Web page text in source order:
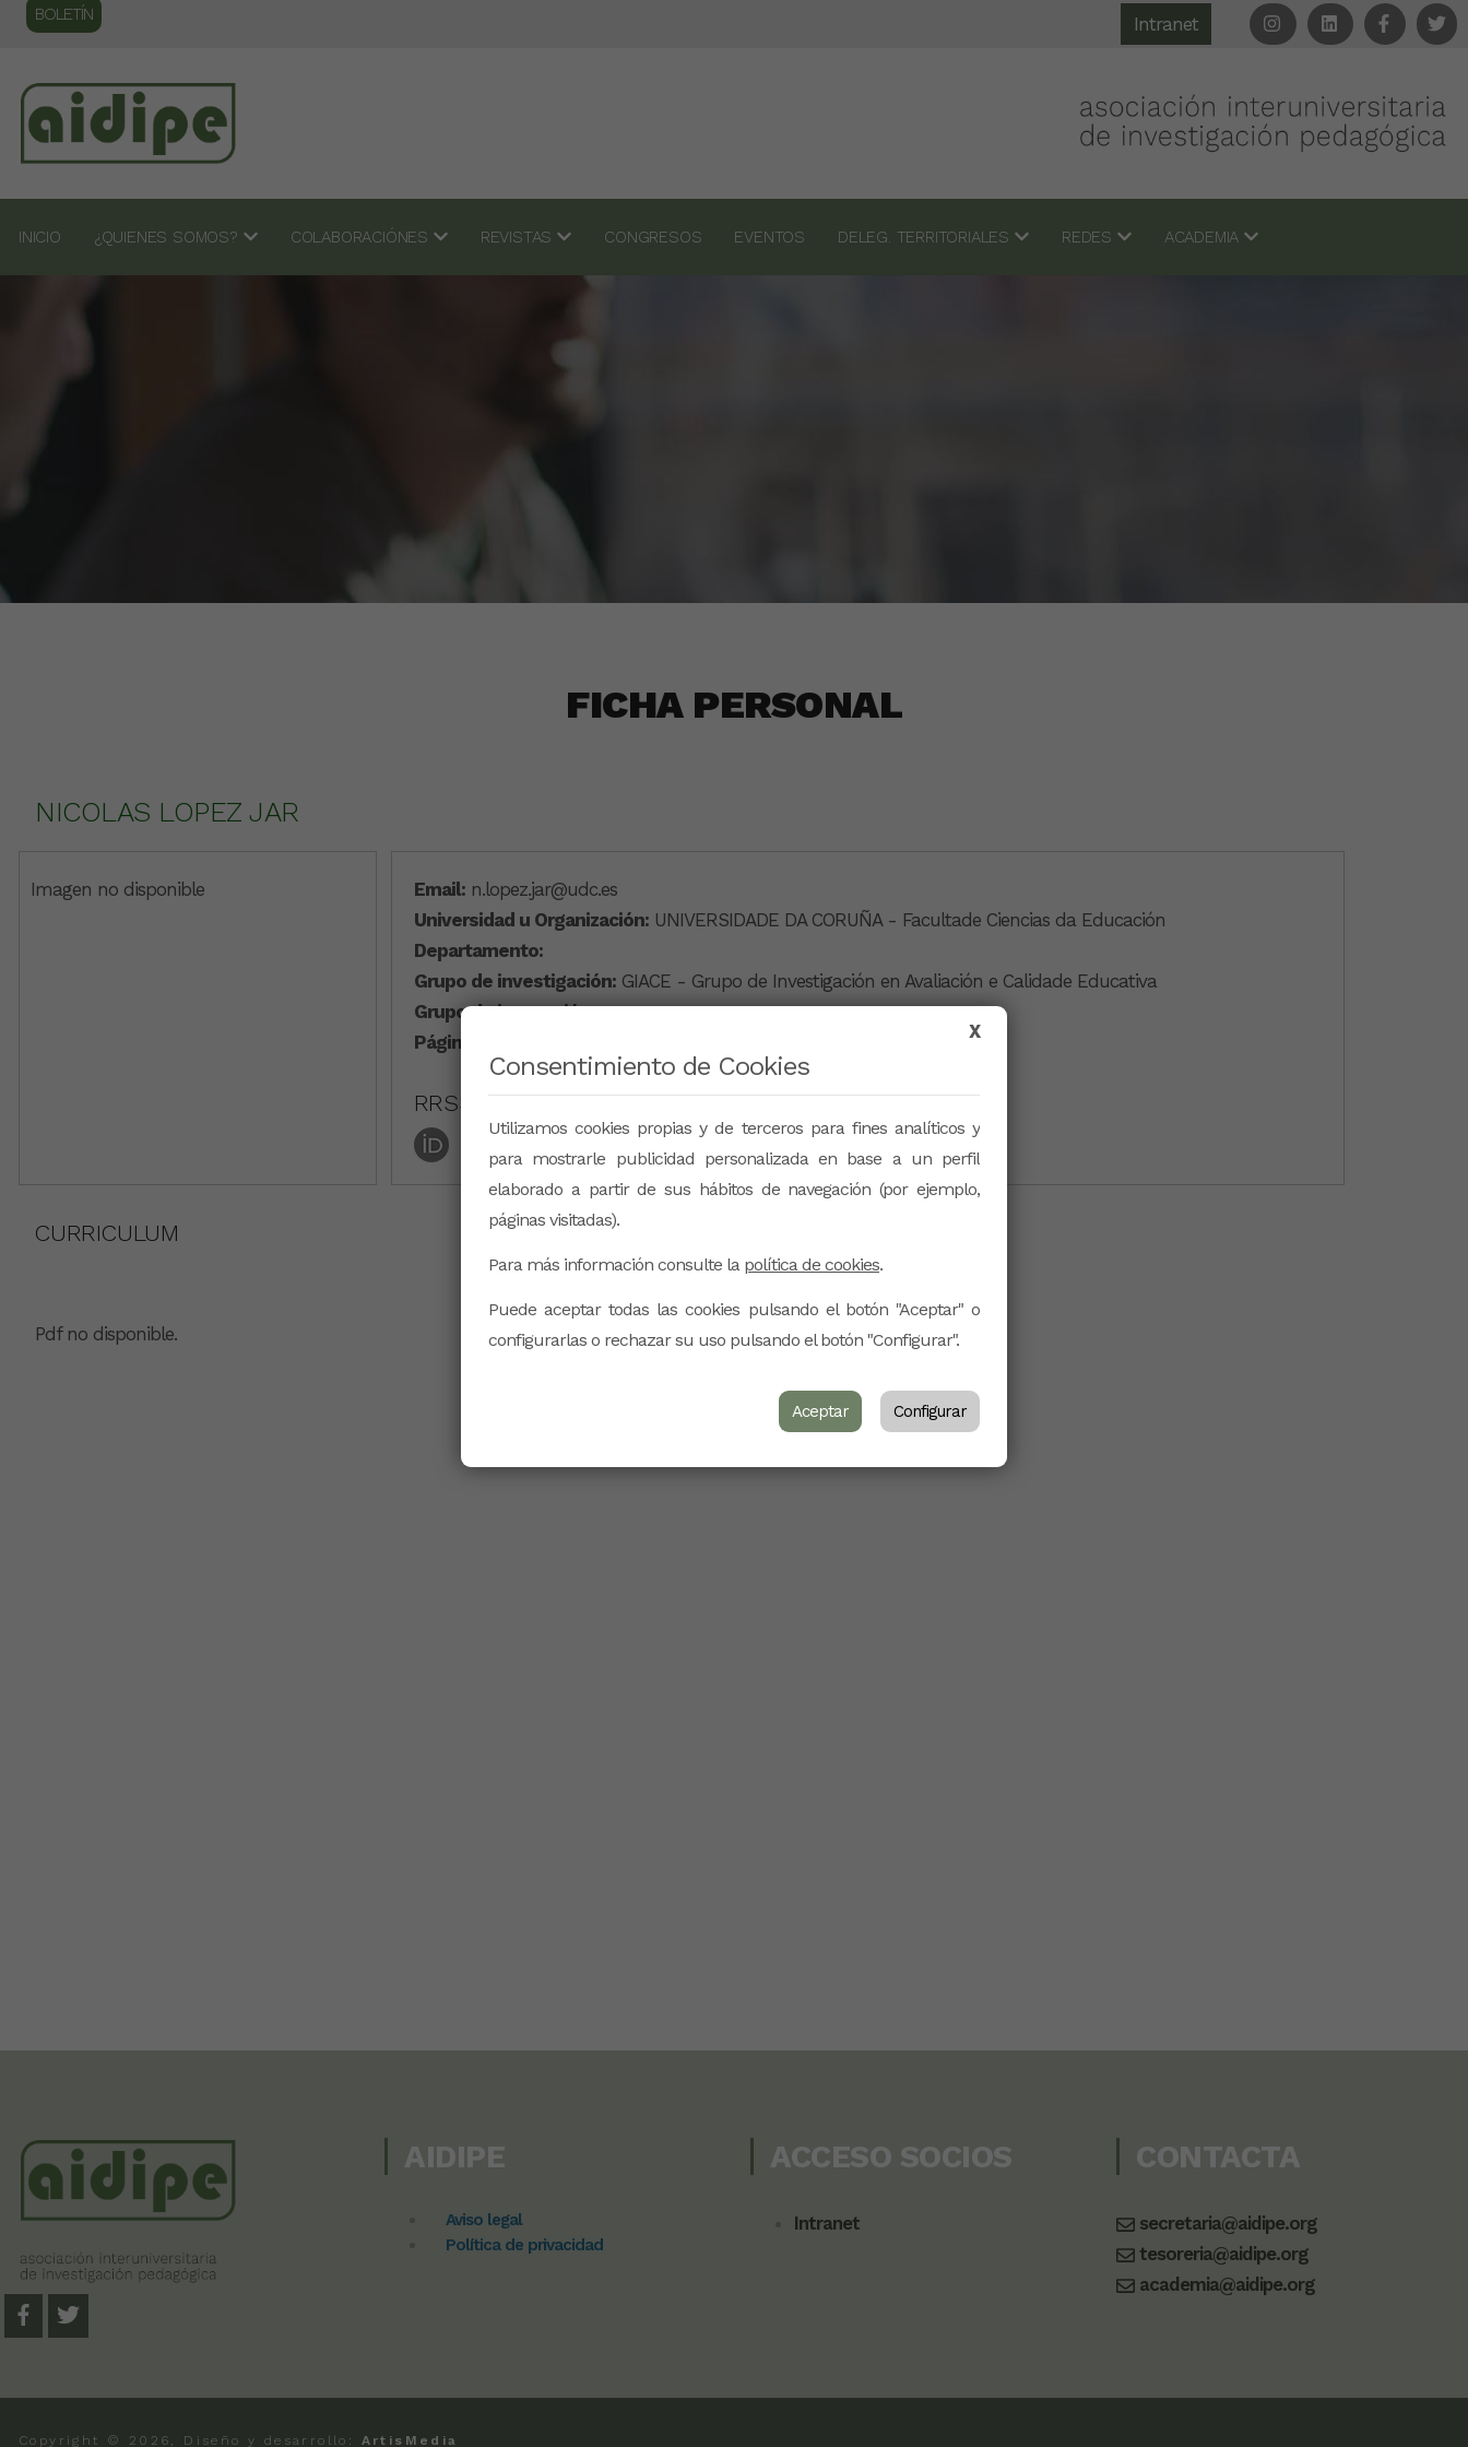
BOLETÍN Intranet
INICIO ¿QUIENES SOMOS? COLABORACIÓNES REVISTAS CONGRESOS EVENTOS DELEG. TERRITORIALES REDES ACADEMIA
FICHA PERSONAL
NICOLAS LOPEZ JAR
Imagen no disponible Email:n.lopez.jar@udc.es
Universidad u Organización:UNIVERSIDADE DA CORUÑA - Facultade Ciencias da Educación
Departamento:
Grupo de investigación:GIACE - Grupo de Investigación en Avaliación e Calidade Educativa
Grupo de innovación:
Página web:
RRSS
CURRICULUM
AIDIPE
Aviso legal
Política de privacidad
ACCESO SOCIOS
Intranet
CONTACTA
secretaria@aidipe.org
tesoreria@aidipe.org
academia@aidipe.org
Copyright © 2026, Diseño y desarrollo: ArtisMedia
X
Consentimiento de Cookies
Utilizamos cookies propias y de terceros para fines analíticos y
para mostrarle publicidad personalizada en base a un perfil
elaborado a partir de sus hábitos de navegación (por ejemplo,
páginas visitadas).
Para más información consulte la política de cookies.
Puede aceptar todas las cookies pulsando el botón "Aceptar" o
configurarlas o rechazar su uso pulsando el botón "Configurar".
Aceptar Configurar